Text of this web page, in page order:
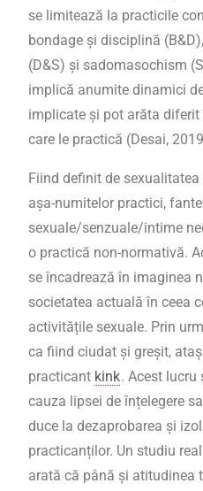
se limitează la practicile
bondage și disciplină
(D&S) și sadomasochism
implică anumite dinamici
implicate și pot arăta
care le practică (Desai,
Fiind definit de
așa-numitelor practici,
sexuale/senzuale/intime
o practică non-normativă.
se încadrează în imaginea
societatea actuală în ceea
activitățile sexuale. Prin
ca fiind ciudat și greșit,
practicant kink. Acest lucru
cauza lipsei de înțelegere
duce la dezaprobarea și
practicanților. Un studiu
arată că până și atitudinea